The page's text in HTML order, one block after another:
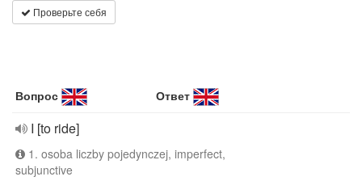
Проверьте себя
Вопрос Ответ
I [to ride]
1. osoba liczby pojedynczej, imperfect,
subjunctive